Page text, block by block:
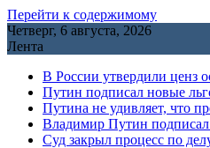
Перейти к содержимому
Четверг, 6 августа, 2026
Лента
В России утвердили ценз
Путин подписал новые
Путина не удивляет, что
Владимир Путин
Cуд закрыл процесс по